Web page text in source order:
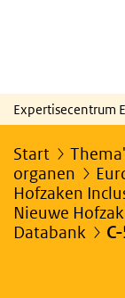
Expertisecentrum
Start
organen
Hofzaken
Nieuwe
Databank